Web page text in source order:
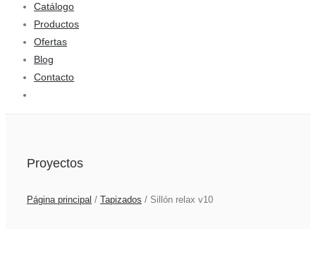
Catálogo
Productos
Ofertas
Blog
Contacto
Proyectos
Página principal / Tapizados / Sillón relax v10